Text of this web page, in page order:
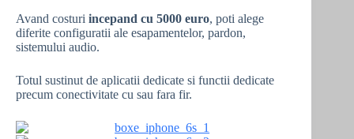
Avand costuri incepand cu 5000 euro, poti alege
diferite configuratii ale esapamentelor, pardon,
sistemului audio.
Totul sustinut de aplicatii dedicate si functii dedicate
precum conectivitate cu sau fara fir.